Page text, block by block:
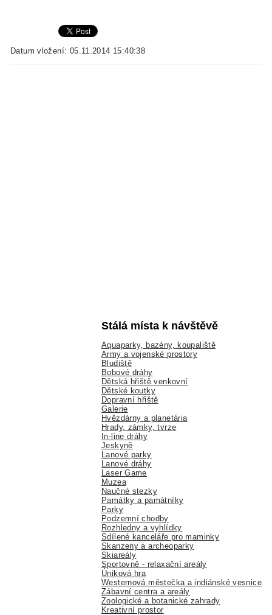
Datum vložení: 05.11.2014 15:40:38
Stálá místa k návštěvě
Aquaparky, bazény, koupaliště
Army a vojenské prostory
Bludiště
Bobové dráhy
Dětská hřiště venkovní
Dětské koutky
Dopravní hřiště
Galerie
Hvězdárny a planetária
Hrady, zámky, tvrze
In-line dráhy
Jeskyně
Lanové parky
Lanové dráhy
Laser Game
Muzea
Naučné stezky
Památky a památníky
Parky
Podzemní chodby
Rozhledny a vyhlídky
Sdílené kanceláře pro maminky
Skanzeny a archeoparky
Skiareály
Sportovně - relaxační areály
Úniková hra
Westernová městečka a indiánské vesnice
Zábavní centra a areály
Zoologické a botanické zahrady
Kreativní prostor